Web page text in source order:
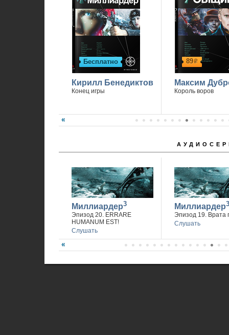
Бесплатно
Кирилл Бенедиктов
Конец игры
89р
Максим
Король воров
Миллиардер3
Эпизод 20. ERRARE
HUMANUM EST!
Слушать
Миллиардер3
Эпизод 19. Врата
Слушать